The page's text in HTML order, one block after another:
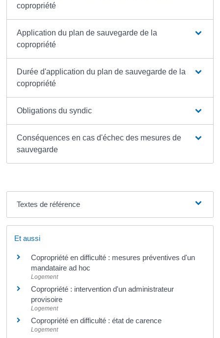
copropriété
Application du plan de sauvegarde de la
copropriété
Durée d'application du plan de sauvegarde de la
copropriété
Obligations du syndic
Conséquences en cas d'échec des mesures de
sauvegarde
Textes de référence
Et aussi
Copropriété en difficulté : mesures préventives d'un
mandataire ad hoc
Logement
Copropriété : intervention d'un administrateur
provisoire
Logement
Copropriété en difficulté : état de carence
Logement